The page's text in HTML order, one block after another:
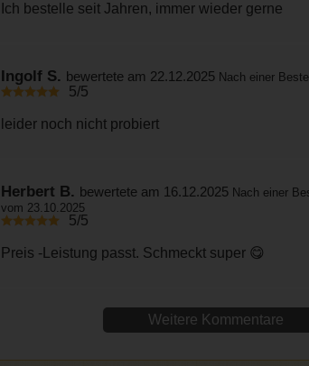
Ich bestelle seit Jahren, immer wieder gerne
Ingolf S. bewertete am 22.12.2025 Nach einer
5/5
leider noch nicht probiert
Herbert B. bewertete am 16.12.2025 Nach einer
vom 23.10.2025
5/5
Preis -Leistung passt. Schmeckt super 😋
Weitere Kommentare